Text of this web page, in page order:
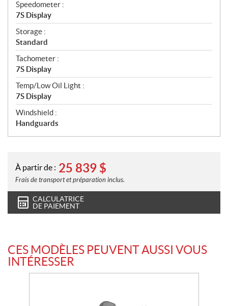
Speedometer :
7S Display
Storage :
Standard
Tachometer :
7S Display
Temp/Low Oil Light :
7S Display
Windshield :
Handguards
À partir de : 25 839 $
Frais de transport et préparation inclus.
CALCULATRICE
DE PAIEMENT
CES MODÈLES PEUVENT AUSSI VOUS
INTÉRESSER